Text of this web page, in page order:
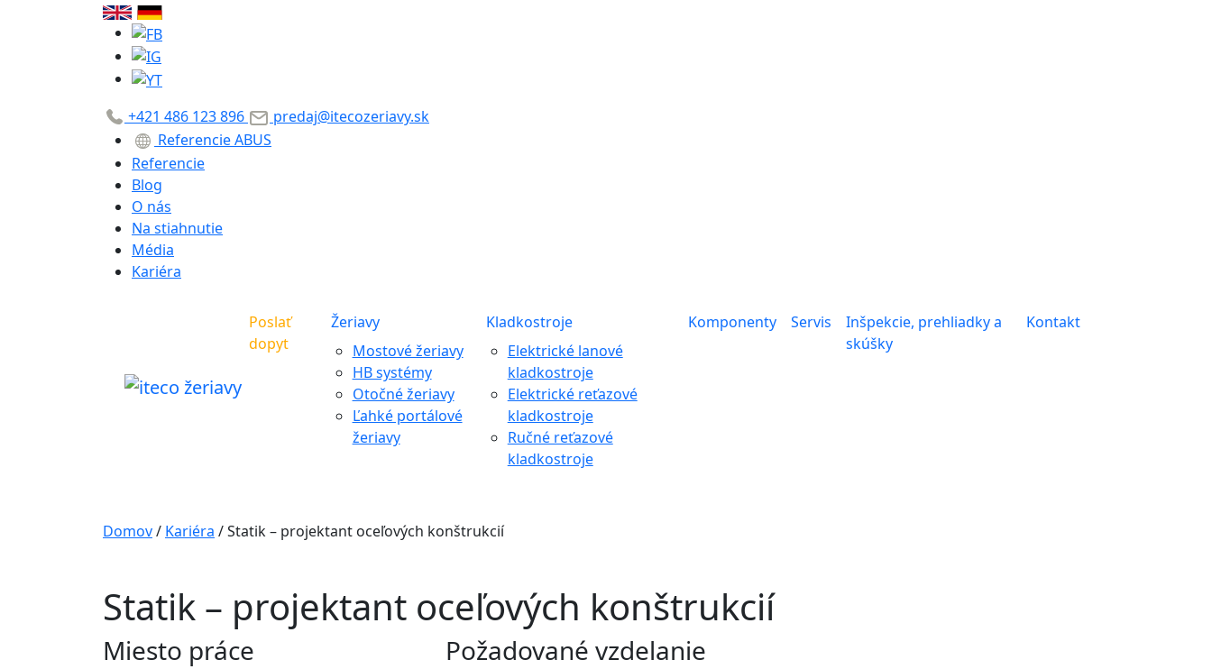
+421 486 123 896
predaj@itecozeriavy.sk
Referencie ABUS
Referencie
Blog
O nás
Na stiahnutie
Média
Kariéra
Poslať
dopyt
Žeriavy
Mostové žeriavy
HB systémy
Otočné žeriavy
Ľahké portálové
žeriavy
Kladkostroje
Elektrické lanové
kladkostroje
Elektrické reťazové
kladkostroje
Ručné reťazové
kladkostroje
Komponenty Servis
Inšpekcie, prehliadky a
skúšky
Kontakt
Domov/ Kariéra /Statik – projektant oceľových konštrukcií
Statik – projektant oceľových konštrukcií
Miesto práce Požadované vzdelanie